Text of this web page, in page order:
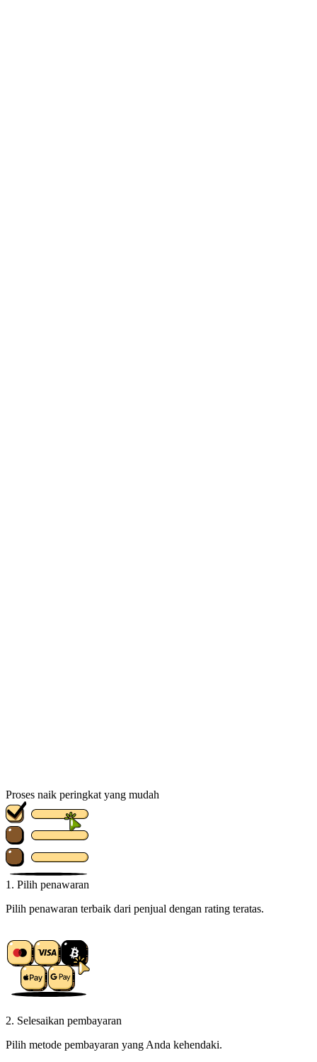
Proses naik peringkat yang mudah
1. Pilih penawaran
Pilih penawaran terbaik dari penjual dengan rating teratas.
2. Selesaikan pembayaran
Pilih metode pembayaran yang Anda kehendaki.